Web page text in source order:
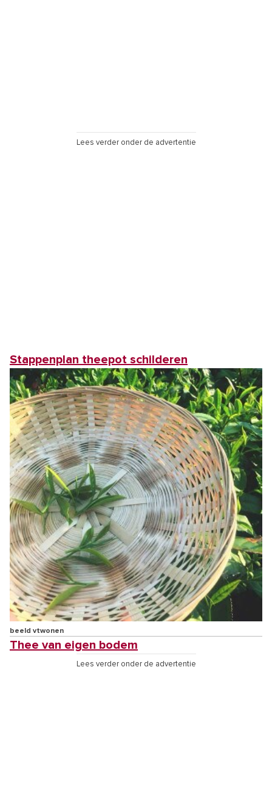
Lees verder onder de advertentie
Stappenplan theepot schilderen
beeld vtwonen
Thee van eigen bodem
Lees verder onder de advertentie